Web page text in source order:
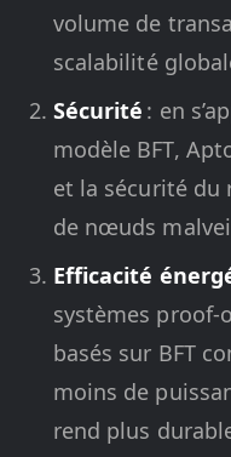
volume de
scalabilité
Sécurité : en
modèle BFT,
et la sécurité du
de nœuds
Efficacité
systèmes proof-
basés sur BFT
moins de
rend plus